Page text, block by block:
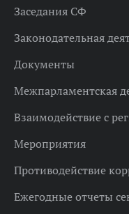
Заседания СФ
Законодательная
Документы
Межпарламентская
Взаимодействие с
Мероприятия
Противодействие
Ежегодные отчеты